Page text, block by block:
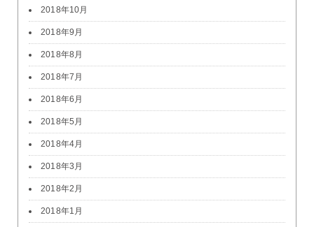
2018年10月
2018年9月
2018年8月
2018年7月
2018年6月
2018年5月
2018年4月
2018年3月
2018年2月
2018年1月